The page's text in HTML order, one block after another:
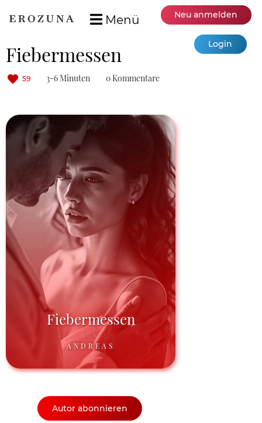
Menü Neu anmelden
Login
Fiebermessen
59 3-6 Minuten 0 Kommentare
Fiebermessen
ANDREAS
Autor abonnieren